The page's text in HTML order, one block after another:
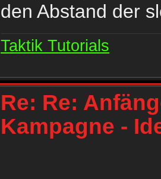
den Abstand der
Taktik Tutorials
Re: Re:
Kampagne -